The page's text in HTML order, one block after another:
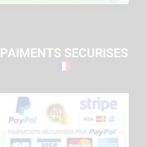
PAIMENTS SECURISES